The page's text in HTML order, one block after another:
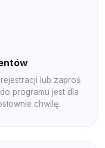
lub zaproś
programu jest dla
chwilę.